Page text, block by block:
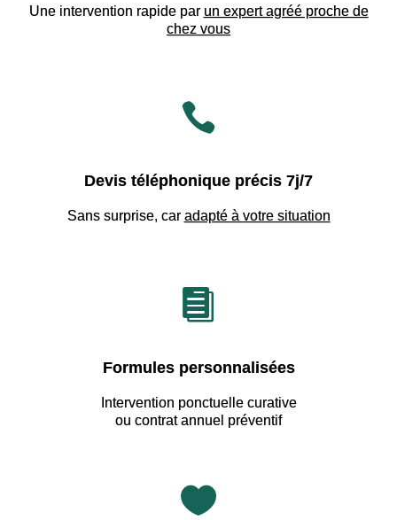
Une intervention rapide par un expert agréé proche de
chez vous

Devis téléphonique précis 7j/7
Sans surprise, car adapté à votre situation

Formules personnalisées
Intervention ponctuelle curative
ou contrat annuel préventif
